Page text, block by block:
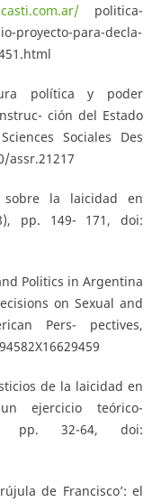
politica-
proyecto-para-decla-
política y poder
ción del Estado
Sociales Des
assr.21217
sobre la laicidad en
pp. 149- 171, doi:
Politics in Argentina
on Sexual and
Pers- pectives,
de la laicidad en
ejercicio teórico-
pp. 32-64, doi:
de Francisco’: el